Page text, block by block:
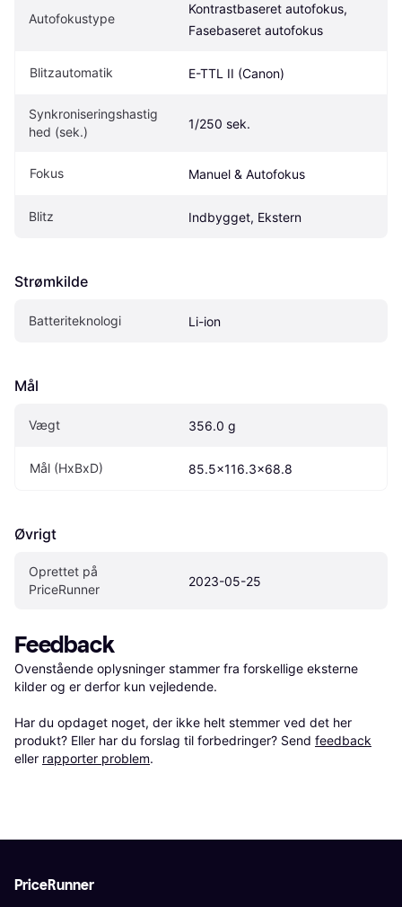
Autofokustype
Kontrastbaseret autofokus,
Fasebaseret autofokus
Blitzautomatik E-TTL II (Canon)
Synkroniseringshastig
hed (sek.)
1/250 sek.
Fokus Manuel & Autofokus
Blitz Indbygget, Ekstern
Strømkilde
Batteriteknologi Li-ion
Mål
Vægt 356.0 g
Mål (HxBxD) 85.5x116.3x68.8
Øvrigt
Oprettet på
PriceRunner
2023-05-25
Feedback
Ovenstående oplysninger stammer fra forskellige eksterne
kilder og er derfor kun vejledende.
Har du opdaget noget, der ikke helt stemmer ved det her
produkt? Eller har du forslag til forbedringer? Send feedback
eller rapporter problem.
PriceRunner